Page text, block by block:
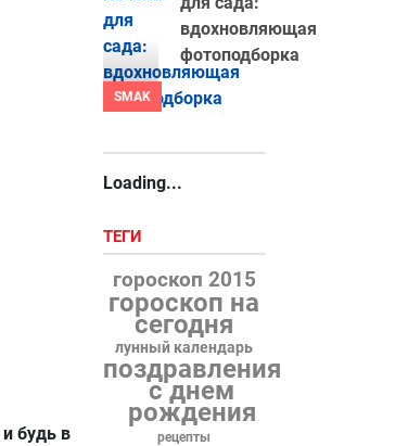
и будь в
SMAK
вдохновляющая
фотоподборка
Loading...
ТЕГИ
гороскоп 2015
гороскоп на
сегодня
лунный календарь
поздравления
с днем
рождения
рецепты